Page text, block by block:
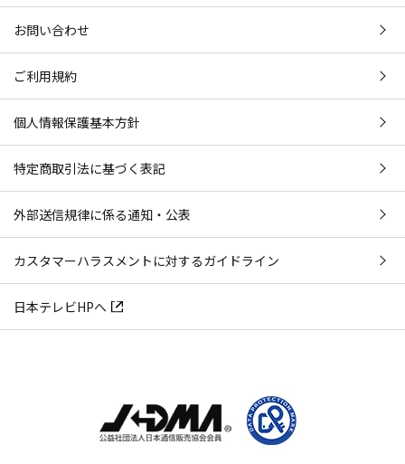
お問い合わせ
ご利用規約
個人情報保護基本方針
特定商取引法に基づく表記
外部送信規律に係る通知・公表
カスタマーハラスメントに対するガイドライン
日本テレビHPへ